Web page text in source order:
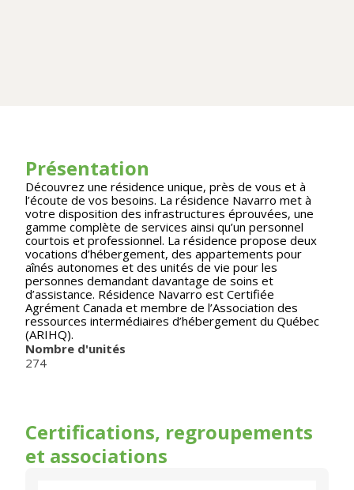
Présentation
Découvrez une résidence unique, près de vous et à
l’écoute de vos besoins. La résidence Navarro met à
votre disposition des infrastructures éprouvées, une
gamme complète de services ainsi qu’un personnel
courtois et professionnel. La résidence propose deux
vocations d’hébergement, des appartements pour
aînés autonomes et des unités de vie pour les
personnes demandant davantage de soins et
d’assistance. Résidence Navarro est Certifiée
Agrément Canada et membre de l’Association des
ressources intermédiaires d’hébergement du Québec
(ARIHQ).
Nombre d'unités
274
Certifications, regroupements
et associations